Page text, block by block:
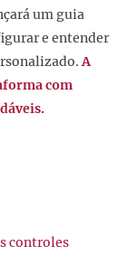
um guia
e entender
A
com
controles